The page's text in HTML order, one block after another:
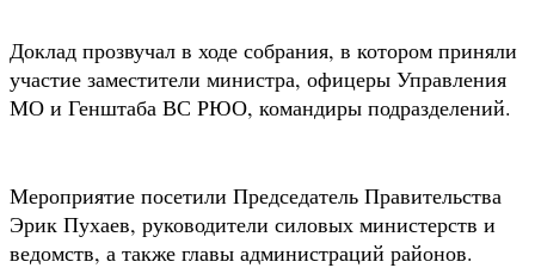
Доклад прозвучал в ходе собрания, в котором приняли
участие заместители министра, офицеры Управления
МО и Генштаба ВС РЮО, командиры подразделений.
Мероприятие посетили Председатель Правительства
Эрик Пухаев, руководители силовых министерств и
ведомств, а также главы администраций районов.